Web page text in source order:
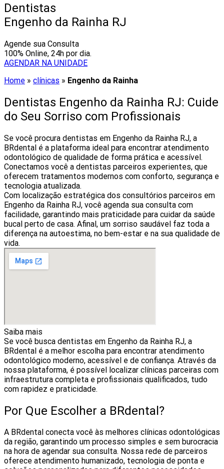
Dentistas
Engenho da Rainha RJ
Agende sua Consulta
100% Online, 24h por dia.
AGENDAR NA UNIDADE
Home » clínicas » Engenho da Rainha
Dentistas Engenho da Rainha RJ: Cuide
do Seu Sorriso com Profissionais
Se você procura dentistas em Engenho da Rainha RJ, a
BRdental é a plataforma ideal para encontrar atendimento
odontológico de qualidade de forma prática e acessível.
Conectamos você a dentistas parceiros experientes, que
oferecem tratamentos modernos com conforto, segurança e
tecnologia atualizada.
Com localização estratégica dos consultórios parceiros em
Engenho da Rainha RJ, você agenda sua consulta com
facilidade, garantindo mais praticidade para cuidar da saúde
bucal perto de casa. Afinal, um sorriso saudável faz toda a
diferença na autoestima, no bem-estar e na sua qualidade de
vida.
Saiba mais
Se você busca dentistas em Engenho da Rainha RJ, a
BRdental é a melhor escolha para encontrar atendimento
odontológico moderno, acessível e de confiança. Através da
nossa plataforma, é possível localizar clínicas parceiras com
infraestrutura completa e profissionais qualificados, tudo
com rapidez e praticidade.
Por Que Escolher a BRdental?
A BRdental conecta você às melhores clínicas odontológicas
da região, garantindo um processo simples e sem burocracia
na hora de agendar sua consulta. Nossa rede de parceiros
oferece atendimento humanizado, tecnologia de ponta e